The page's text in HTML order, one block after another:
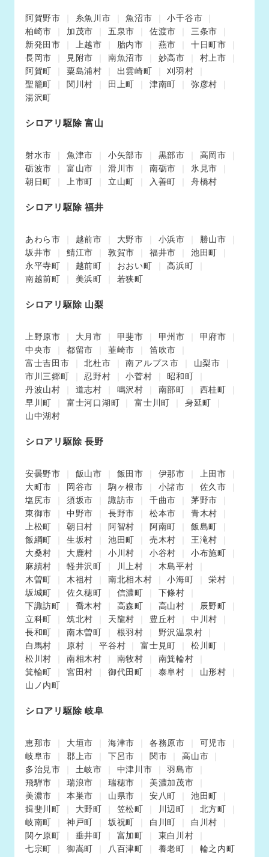
阿賀野市 糸魚川市 魚沼市
小千谷市
柏崎市
加茂市 五泉市 佐渡市
三条市
新発田市
上越市 胎内市 燕市
十日町市
長岡市
見附市 南魚沼市 妙高市
村上市
阿賀町
粟島浦村 出雲崎町
刈羽村
聖籠町
関川村 田上町 津南町
弥彦村
湯沢町
シロアリ駆除 富山
射水市 魚津市 小矢部市 黒部市
高岡市
砺波市
富山市 滑川市 南砺市
氷見市
朝日町
上市町 立山町 入善町 舟橋村
シロアリ駆除 福井
あわら市 越前市 大野市 小浜市
勝山市
坂井市
鯖江市 敦賀市 福井市
池田町
永平寺町
越前町 おおい町
高浜町
南越前町
美浜町 若狭町
シロアリ駆除 山梨
上野原市 大月市 甲斐市 甲州市
甲府市
中央市
都留市 韮崎市
笛吹市
富士吉田市
北杜市 南アルプス市
山梨市
市川三郷町
忍野村 小菅村
昭和町
丹波山村
道志村 鳴沢村 南部町
西桂町
早川町
富士河口湖町 富士川町
身延町
山中湖村
シロアリ駆除 長野
安曇野市 飯山市 飯田市 伊那市
上田市
大町市
岡谷市 駒ヶ根市 小諸市
佐久市
塩尻市
須坂市 諏訪市 千曲市
茅野市
東御市
中野市 長野市 松本市
青木村
上松町
朝日村 阿智村 阿南町
飯島町
飯綱町
生坂村 池田町 売木村
王滝村
大桑村
大鹿村 小川村 小谷村
小布施町
麻績村
軽井沢町 川上村
木島平村
木曽町
木祖村 南北相木村 小海町
栄村
坂城町
佐久穂町 信濃町
下條村
下諏訪町
喬木村 高森町 高山村
辰野町
立科町
筑北村 天龍村 豊丘村
中川村
長和町
南木曽町 根羽村
野沢温泉村
白馬村
原村 平谷村 富士見町
松川町
松川村
南相木村 南牧村
南箕輪村
箕輪町
宮田村 御代田町 泰阜村
山形村
山ノ内町
シロアリ駆除 岐阜
恵那市 大垣市 海津市 各務原市
可児市
岐阜市
郡上市 下呂市 関市
高山市
多治見市
土岐市 中津川市
羽島市
飛騨市
瑞浪市 瑞穂市
美濃加茂市
美濃市
本巣市 山県市 安八町
池田町
揖斐川町
大野町 笠松町 川辺町
北方町
岐南町
神戸町 坂祝町 白川町
白川村
関ケ原町
垂井町 富加町
東白川村
七宗町
御嵩町 八百津町 養老町 輪之内町